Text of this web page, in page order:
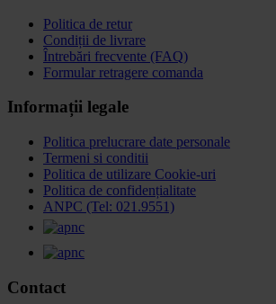
Politica de retur
Condiții de livrare
Întrebări frecvente (FAQ)
Formular retragere comanda
Informații legale
Politica prelucrare date personale
Termeni si conditii
Politica de utilizare Cookie-uri
Politica de confidențialitate
ANPC (Tel: 021.9551)
Contact